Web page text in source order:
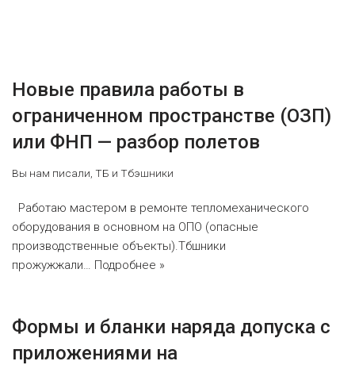
Новые правила работы в
ограниченном пространстве (ОЗП)
или ФНП — разбор полетов
Вы нам писали ТБ и Тбэшники
Работаю мастером в ремонте тепломеханического
оборудования в основном на ОПО (опасные
производственные объекты).Тбшники
прожужжали… Подробнее »
Формы и бланки наряда допуска с
приложениями на